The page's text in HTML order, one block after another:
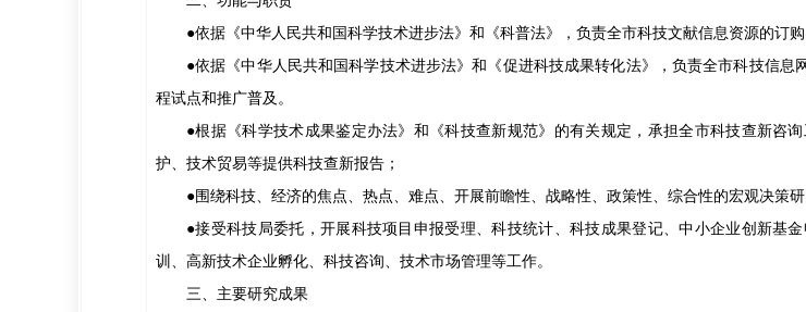
●依据《中华人民共和国科学技术进步法》和《科普法》，负责全市科技文献信息资源的订
●依据《中华人民共和国科学技术进步法》和《促进科技成果转化法》，负责全市科技信
程试点和推广普及。
●根据《科学技术成果鉴定办法》和《科技查新规范》的有关规定，承担全市科技查新咨
护、技术贸易等提供科技查新报告；
●围绕科技、经济的焦点、热点、难点、开展前瞻性、战略性、政策性、综合性的宏观决策
●接受科技局委托，开展科技项目申报受理、科技统计、科技成果登记、中小企业创新基
训、高新技术企业孵化、科技咨询、技术市场管理等工作。
三、主要研究成果